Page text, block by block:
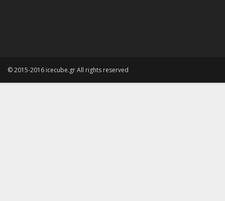
© 2015-2016 icecube.gr All rights reserved